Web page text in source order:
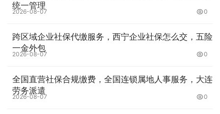
加工、铸造和压铸机械和设备
焊接机、热处理机和表面技术用机器
焊接机器和设备、热处理机器及设备、用于表面技术的机器
和系统
增材制造
用于增材制造和 3D 打印的机器、用于增材制造和 3D 打印
统一管理
2026-08-07 0
跨区域企业社保代缴服务，西宁企业社保怎么交，五险
一金外包
2026-08-07 0
全国直营社保合规缴费，全国连锁属地人事服务，大连
劳务派遣
2026-08-07 0